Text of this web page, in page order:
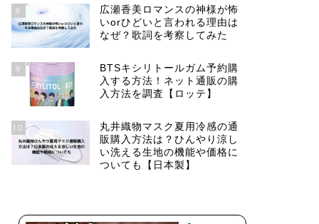
8
広瀬香美ロマンスの神様が怖
いorひどいと言われる理由は
なぜ？歌詞を考察してみた
9
BTSキシリトールガム予約購
入する方法！ネット通販の購
入方法を調査【ロッテ】
10
丸井織物マスク夏用冷感の通
販購入方法は？ひんやり涼し
い洗える生地の機能や価格に
ついても【日本製】